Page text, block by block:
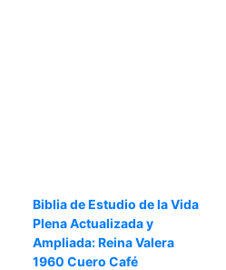
Biblia de Estudio de la Vida
Plena Actualizada y
Ampliada: Reina Valera
1960 Cuero Café